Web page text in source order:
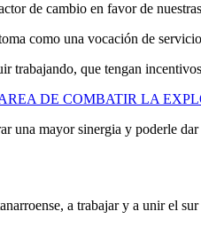
de cambio en favor de
como una vocación de
trabajando, que tengan
DE COMBATIR LA
una mayor sinergia y poderle
a trabajar y a unir el